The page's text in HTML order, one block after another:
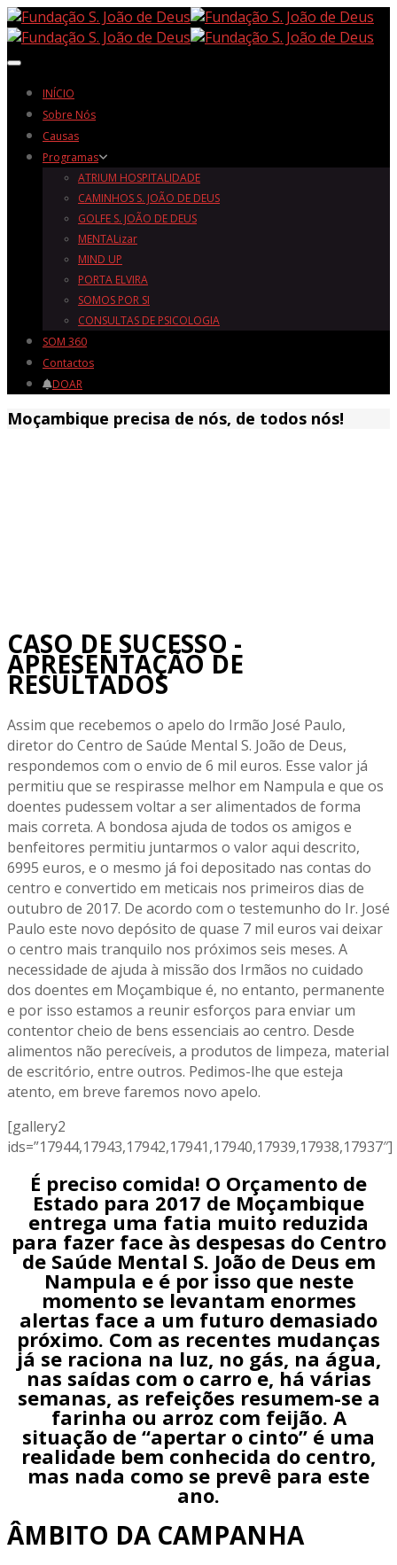
Toggle navigation
INÍCIO
Sobre Nós
Causas
Programas
ATRIUM HOSPITALIDADE
CAMINHOS S. JOÃO DE DEUS
GOLFE S. JOÃO DE DEUS
MENTALizar
MIND UP
PORTA ELVIRA
SOMOS POR SI
CONSULTAS DE PSICOLOGIA
SOM 360
Contactos
DOAR
Moçambique precisa de nós, de todos nós!
CASO DE SUCESSO -
APRESENTAÇÃO DE
RESULTADOS
Assim que recebemos o apelo do Irmão José Paulo,
diretor do Centro de Saúde Mental S. João de Deus,
respondemos com o envio de 6 mil euros. Esse valor já
permitiu que se respirasse melhor em Nampula e que os
doentes pudessem voltar a ser alimentados de forma
mais correta. A bondosa ajuda de todos os amigos e
benfeitores permitiu juntarmos o valor aqui descrito,
6995 euros, e o mesmo já foi depositado nas contas do
centro e convertido em meticais nos primeiros dias de
outubro de 2017. De acordo com o testemunho do Ir. José
Paulo este novo depósito de quase 7 mil euros vai deixar
o centro mais tranquilo nos próximos seis meses. A
necessidade de ajuda à missão dos Irmãos no cuidado
dos doentes em Moçambique é, no entanto, permanente
e por isso estamos a reunir esforços para enviar um
contentor cheio de bens essenciais ao centro. Desde
alimentos não perecíveis, a produtos de limpeza, material
de escritório, entre outros. Pedimos-lhe que esteja
atento, em breve faremos novo apelo.
[gallery2
ids=”17944,17943,17942,17941,17940,17939,17938,17937″]
É preciso comida! O Orçamento de
Estado para 2017 de Moçambique
entrega uma fatia muito reduzida
para fazer face às despesas do Centro
de Saúde Mental S. João de Deus em
Nampula e é por isso que neste
momento se levantam enormes
alertas face a um futuro demasiado
próximo. Com as recentes mudanças
já se raciona na luz, no gás, na água,
nas saídas com o carro e, há várias
semanas, as refeições resumem-se a
farinha ou arroz com feijão. A
situação de “apertar o cinto” é uma
realidade bem conhecida do centro,
mas nada como se prevê para este
ano.
ÂMBITO DA CAMPANHA